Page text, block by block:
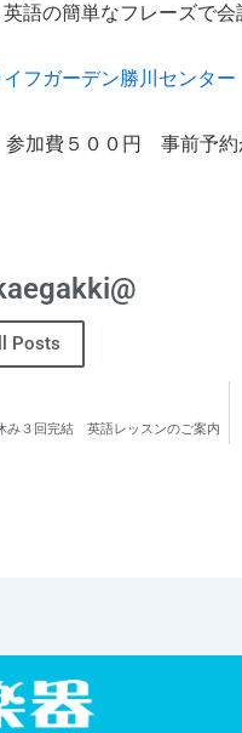
語の簡単なフレーズで会
イフガーデン勝川センター
加費５００円 事前予約
Posts
み３回完結 英語レッスンのご案内